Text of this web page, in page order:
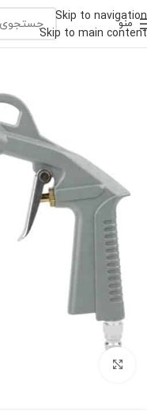
Skip to navigation
Skip to main content
منو